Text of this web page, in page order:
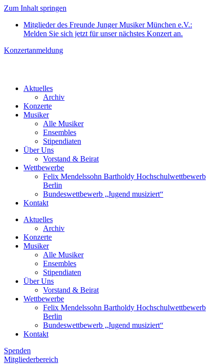
Zum Inhalt springen
Mitglieder des Freunde Junger Musiker München e.V.:
Melden Sie sich jetzt für unser nächstes Konzert an.
Konzertanmeldung
Aktuelles
Archiv
Konzerte
Musiker
Alle Musiker
Ensembles
Stipendiaten
Über Uns
Vorstand & Beirat
Wettbewerbe
Felix Mendelssohn Bartholdy Hochschulwettbewerb
Berlin
Bundeswettbewerb „Jugend musiziert“
Kontakt
Aktuelles
Archiv
Konzerte
Musiker
Alle Musiker
Ensembles
Stipendiaten
Über Uns
Vorstand & Beirat
Wettbewerbe
Felix Mendelssohn Bartholdy Hochschulwettbewerb
Berlin
Bundeswettbewerb „Jugend musiziert“
Kontakt
Spenden
Mitgliederbereich